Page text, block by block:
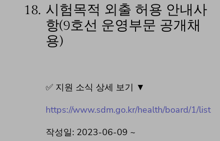
18. 시험목적 외출 허용 안내사
항(9호선 운영부문 공개채
용)
✅ 지원 소식 상세 보기 ▼
https://www.sdm.go.kr/health/board/1/list
작성일: 2023-06-09 ~